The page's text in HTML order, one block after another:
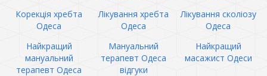
Корекція хребта
Одеса
Лікування хребта
Одеса
Лікування сколіозу
Одеса
Найкращий
мануальний
терапевт Одеса
Мануальний
терапевт Одеса
відгуки
Найкращий
масажист Одеси